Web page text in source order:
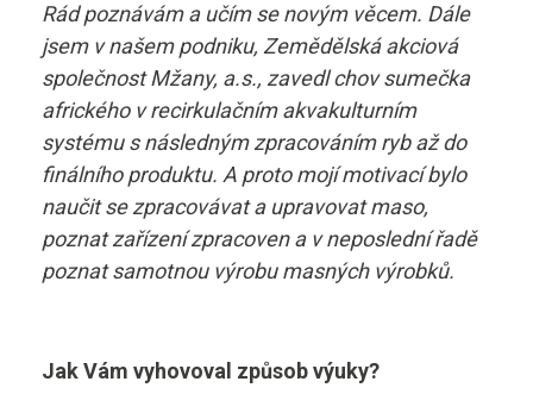
Kondiční jízdy
Rád poznávám a učím se novým věcem. Dále
jsem v našem podniku, Zemědělská akciová
společnost Mžany, a.s., zavedl chov sumečka
afrického v recirkulačním akvakulturním
systému s následným zpracováním ryb až do
finálního produktu. A proto mojí motivací bylo
naučit se zpracovávat a upravovat maso,
poznat zařízení zpracoven a v neposlední řadě
poznat samotnou výrobu masných výrobků.
Jak Vám vyhovoval způsob výuky?